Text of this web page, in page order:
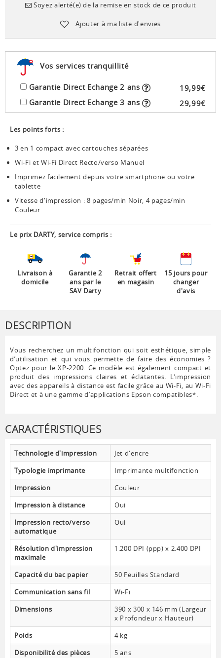
Soyez alerté(e) de la remise en stock de ce produit
Ajouter à ma liste d'envies
Vos services tranquillité
Garantie Direct Echange 2 ans 19,99€
Garantie Direct Echange 3 ans
29,99€
Les points forts :
3 en 1 compact avec cartouches séparées
Wi-Fi et Wi-Fi Direct Recto/verso Manuel
Imprimez facilement depuis votre smartphone ou votre
tablette
Vitesse d'impression : 8 pages/min Noir, 4 pages/min
Couleur
Le prix DARTY, service compris :
Livraison à
domicile
Garantie 2
ans par le
SAV Darty
Retrait offert
en magasin
15 jours pour
changer
d'avis
DESCRIPTION
Vous recherchez un multifonction qui soit esthétique, simple
d’utilisation et qui vous permette de faire des économies ?
Optez pour le XP-2200. Ce modèle est également compact et
produit des impressions claires et éclatantes. L’impression
avec des appareils à distance est facile grâce au Wi-Fi, au Wi-Fi
Direct et à une gamme d’applications Epson compatibles*.
CARACTÉRISTIQUES
Technologie d'impression
Jet d'encre
Typologie imprimante
Imprimante multifonction
Impression
Couleur
Impression à distance
Oui
Impression recto/verso
automatique
Oui
Résolution d'impression
maximale
1.200 DPI (ppp) x 2.400 DPI
Capacité du bac papier
50 Feuilles Standard
Communication sans fil
Wi-Fi
Dimensions
390 x 300 x 146 mm (Largeur
x Profondeur x Hauteur)
Poids
4 kg
Disponibilité des pièces
5 ans